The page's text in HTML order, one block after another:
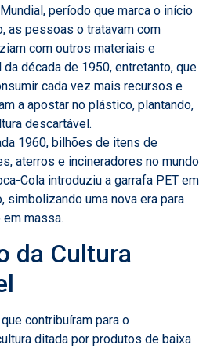
período que marca o início
as pessoas o tratavam com
com outros materiais e
década de 1950, entretanto, que
cada vez mais recursos e
a apostar no plástico, plantando,
descartável.
1960, bilhões de itens de
aterros e incineradores no mundo
Cola introduziu a garrafa PET em
simbolizando uma nova era para
massa.
da Cultura
contribuíram para o
ditada por produtos de baixa